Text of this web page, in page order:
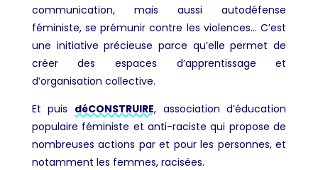
communication, mais aussi autodéfense
féministe, se prémunir contre les violences… C’est
une initiative précieuse parce qu’elle permet de
créer des espaces d’apprentissage et
d’organisation collective.
Et puis déCONSTRUIRE, association d’éducation
populaire féministe et anti-raciste qui propose de
nombreuses actions par et pour les personnes, et
notamment les femmes, racisées.